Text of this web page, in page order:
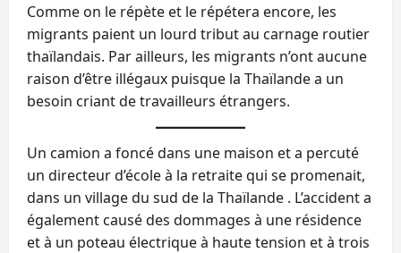
Comme on le répète et le répétera encore, les
migrants paient un lourd tribut au carnage routier
thaïlandais. Par ailleurs, les migrants n’ont aucune
raison d’être illégaux puisque la Thaïlande a un
besoin criant de travailleurs étrangers.
Un camion a foncé dans une maison et a percuté
un directeur d’école à la retraite qui se promenait,
dans un village du sud de la Thaïlande . L’accident a
également causé des dommages à une résidence
et à un poteau électrique à haute tension et à trois